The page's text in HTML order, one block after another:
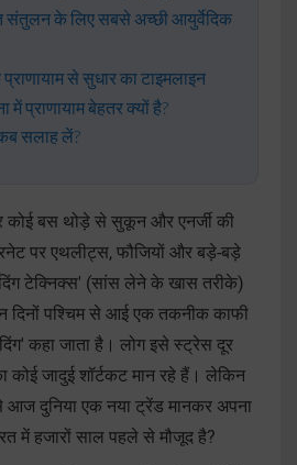
संतुलन के लिए सबसे अच्छी आयुर्वेदिक
से सुधार का टाइमलाइन
में प्राणायाम बेहतर क्यों है?
सलाह लें?
बस थोड़े से सुकून और एनर्जी की
पर एथलीट्स, फौजियों और बड़े-बड़े
टेक्निक्स' (सांस लेने के खास तरीके)
दिनों पश्चिम से आई एक तकनीक काफी
कहा जाता है। लोग इसे स्ट्रेस दूर
जादुई शॉर्टकट मान रहे हैं। लेकिन
दुनिया एक नया ट्रेंड मानकर अपना
में हजारों साल पहले से मौजूद है?